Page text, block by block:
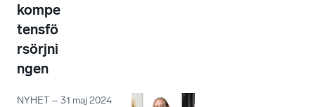
kompe
tensfö
rsörjni
ngen
NYHET –31 maj 2024